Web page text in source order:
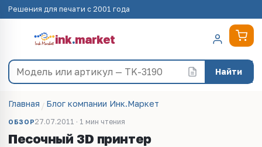
Решения для печати с 2001 года
ink.market
Найти
Главная Блог компании Инк.Маркет
ОБЗОР27.07.2011 · 1 мин чтения
Песочный 3D принтер